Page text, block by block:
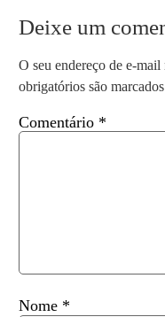
Deixe um
O seu endereço de e-
obrigatórios são
Comentário *
Nome *